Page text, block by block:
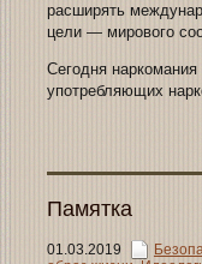
расширять
цели — мирового
Сегодня
употребляющих
Памятка
01.03.2019